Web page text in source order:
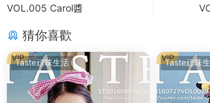
VOL.005 Carol醬
猜你喜歡
Taste頑味生活
VIP Taste頑味
VIP